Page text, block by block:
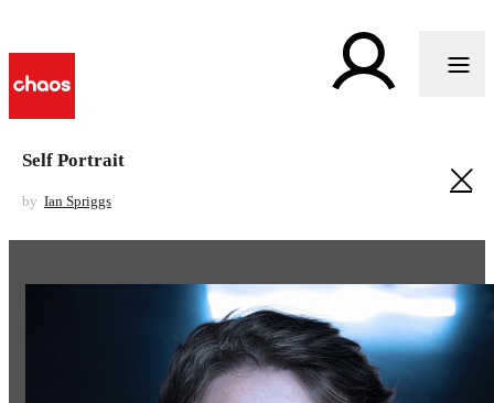
Self Portrait
by Ian Spriggs